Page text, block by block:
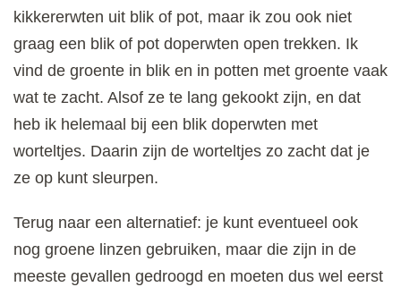
kikkererwten uit blik of pot, maar ik zou ook niet
graag een blik of pot doperwten open trekken. Ik
vind de groente in blik en in potten met groente vaak
wat te zacht. Alsof ze te lang gekookt zijn, en dat
heb ik helemaal bij een blik doperwten met
worteltjes. Daarin zijn de worteltjes zo zacht dat je
ze op kunt sleurpen.
Terug naar een alternatief: je kunt eventueel ook
nog groene linzen gebruiken, maar die zijn in de
meeste gevallen gedroogd en moeten dus wel eerst